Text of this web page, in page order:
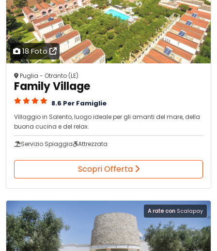
18 Foto
Puglia - Otranto (LE)
Family Village
8.6 Per Famiglie
Villaggio in Salento, luogo ideale per gli amanti del mare, della
buona cucina e del relax.
Servizio Spiaggia Attrezzata
Scopri Offerta
A rate con Scalapay